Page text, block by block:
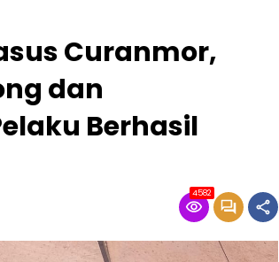
Curanmor,
dan
Berhasil
4582